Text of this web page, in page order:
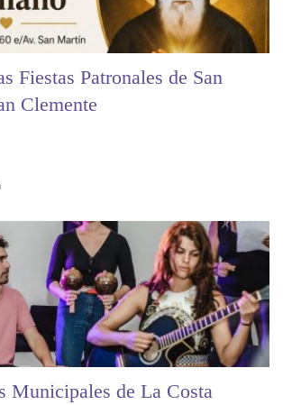
Fiestas Patronales de San
Clemente
Municipales de La Costa